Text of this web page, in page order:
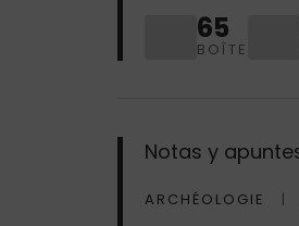
65
BOÎTE
Notas y
ARCHÉOLOGIE